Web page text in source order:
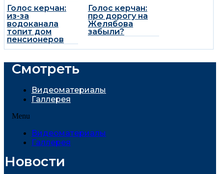
Голос керчан:
из-за
водоканала
топит дом
пенсионеров
Голос керчан:
про дорогу на
Желябова
забыли?
Смотреть
Видеоматериалы
Галлерея
Menu
Видеоматериалы
Галлерея
Новости